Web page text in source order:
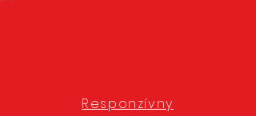
Responzívny